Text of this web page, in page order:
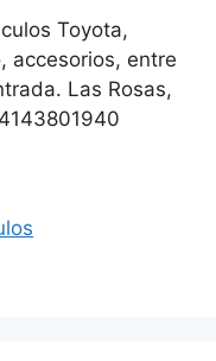
Toyota,
accesorios, entre
Las Rosas,